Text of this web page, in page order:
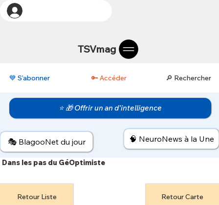
TSVmag
💙 S’abonner 🔑 Accéder 🔎 Rechercher
🎭 BlagooNet du jour
⭐ 🎁 Offrir un an d’intelligence
🧠 NeuroNews à la Une
Dans les pas du GéOptimiste
Retour Liste Retour Carte